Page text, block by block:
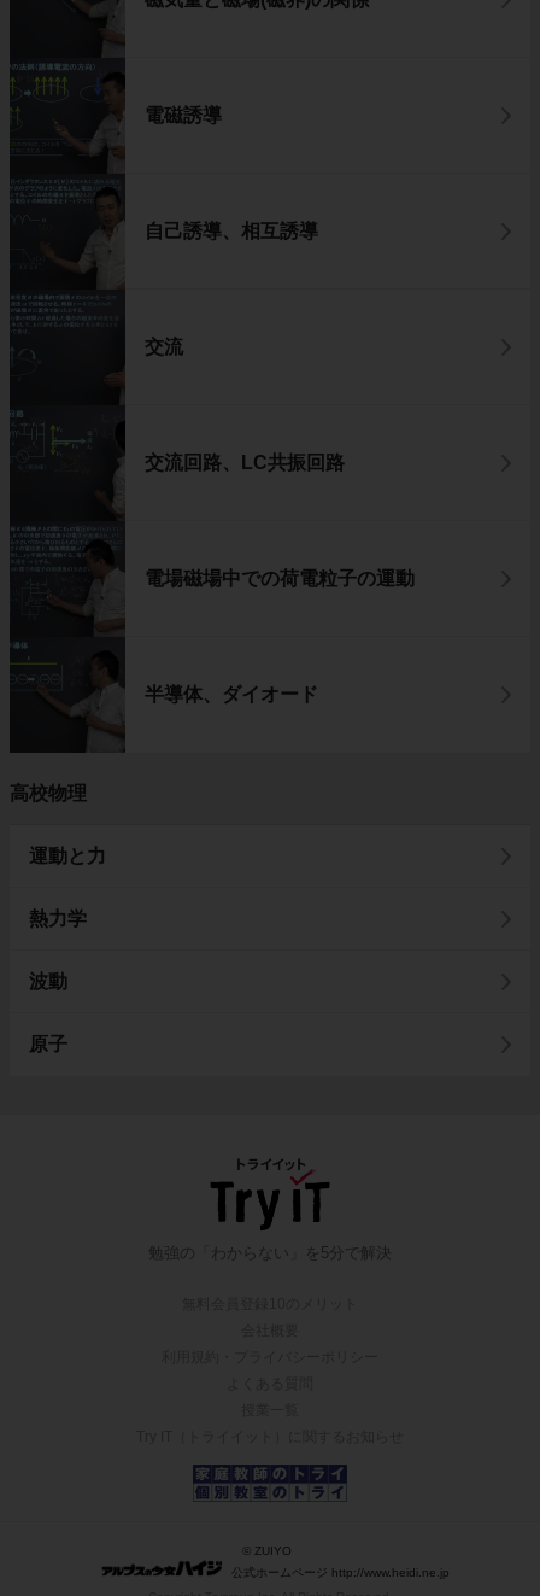
電磁誘導
自己誘導、相互誘導
交流
交流回路、LC共振回路
電場磁場中での荷電粒子の運動
半導体、ダイオード
高校物理
運動と力
熱力学
波動
原子
勉強の「わからない」を5分で解決
© ZUIYO
公式ホームページ http://www.heidi.ne.jp